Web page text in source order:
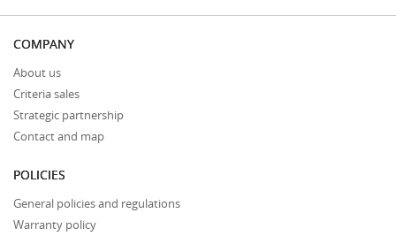
COMPANY
About us
Criteria sales
Strategic partnership
Contact and map
POLICIES
General policies and regulations
Warranty policy